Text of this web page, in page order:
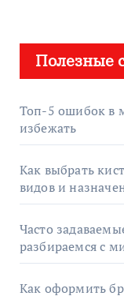
Полезные
Топ-5 ошибок в
избежать
Как выбрать
видов и
Часто
разбираемся с
Как оформить